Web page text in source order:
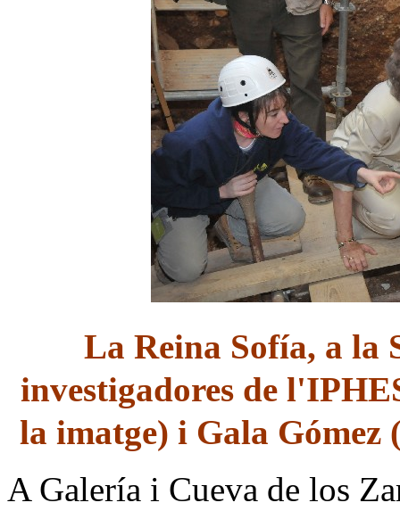
La Reina Sofía, a la
investigadores de
la imatge) i Gala Gómez
A Galería i Cueva de los